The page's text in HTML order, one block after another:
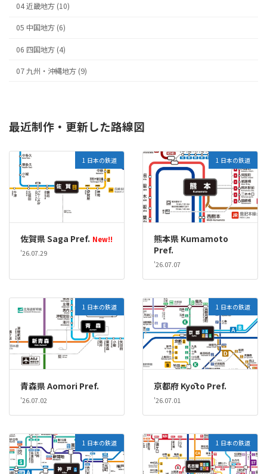
04 近畿地方 (10)
05 中国地方 (6)
06 四国地方 (4)
07 九州・沖縄地方 (9)
最近制作・更新した路線図
1 日本の鉄道
佐賀県 Saga Pref. New!!
'26.07.29
1 日本の鉄道
熊本県 Kumamoto
Pref.
'26.07.07
1 日本の鉄道
青森県 Aomori Pref.
'26.07.02
1 日本の鉄道
京都府 Kyōto Pref.
'26.07.01
1 日本の鉄道 1 日本の鉄道